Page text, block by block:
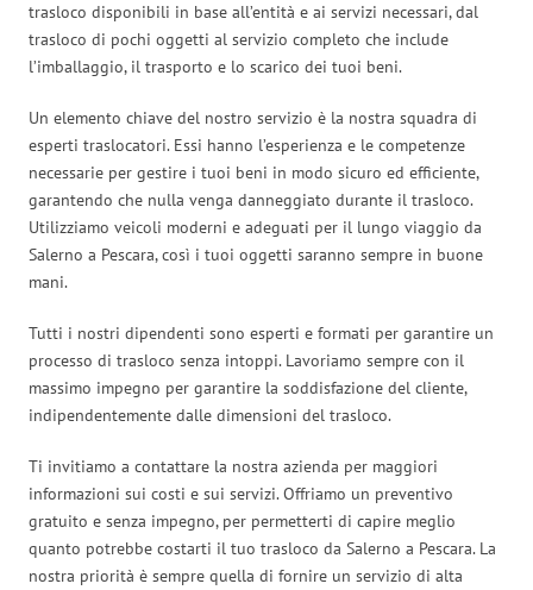
trasloco disponibili in base all’entità e ai servizi necessari, dal
trasloco di pochi oggetti al servizio completo che include
l’imballaggio, il trasporto e lo scarico dei tuoi beni.
Un elemento chiave del nostro servizio è la nostra squadra di
esperti traslocatori. Essi hanno l’esperienza e le competenze
necessarie per gestire i tuoi beni in modo sicuro ed efficiente,
garantendo che nulla venga danneggiato durante il trasloco.
Utilizziamo veicoli moderni e adeguati per il lungo viaggio da
Salerno a Pescara, così i tuoi oggetti saranno sempre in buone
mani.
Tutti i nostri dipendenti sono esperti e formati per garantire un
processo di trasloco senza intoppi. Lavoriamo sempre con il
massimo impegno per garantire la soddisfazione del cliente,
indipendentemente dalle dimensioni del trasloco.
Ti invitiamo a contattare la nostra azienda per maggiori
informazioni sui costi e sui servizi. Offriamo un preventivo
gratuito e senza impegno, per permetterti di capire meglio
quanto potrebbe costarti il tuo trasloco da Salerno a Pescara. La
nostra priorità è sempre quella di fornire un servizio di alta